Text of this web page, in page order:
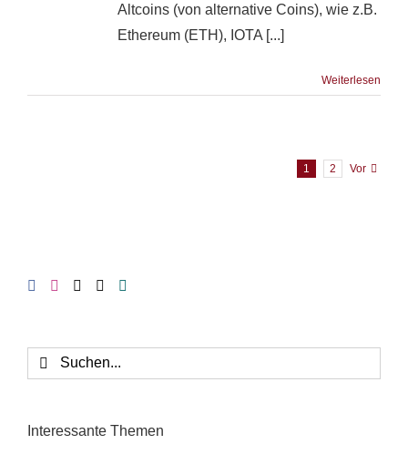
Altcoins (von alternative Coins), wie z.B.
Ethereum (ETH), IOTA [...]
Weiterlesen
1 2 Vor
Suche
nach:
Interessante Themen